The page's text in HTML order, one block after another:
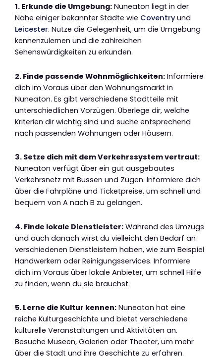
1. Erkunde die Umgebung: Nuneaton liegt in der
Nähe einiger bekannter Städte wie Coventryund
Leicester. Nutze die Gelegenheit, um die Umgebung
kennenzulernen und die zahlreichen
Sehenswürdigkeiten zu erkunden.
2. Finde passende Wohnmöglichkeiten: Informiere
dich im Voraus über den Wohnungsmarkt in
Nuneaton. Es gibt verschiedene Stadtteile mit
unterschiedlichen Vorzügen. Überlege dir, welche
Kriterien dir wichtig sind und suche entsprechend
nach passenden Wohnungen oder Häusern.
3. Setze dich mit dem Verkehrssystem vertraut:
Nuneaton verfügt über ein gut ausgebautes
Verkehrsnetz mit Bussen und Zügen. Informiere dich
über die Fahrpläne und Ticketpreise, um schnell und
bequem von A nach B zu gelangen.
4. Finde lokale Dienstleister: Während des Umzugs
und auch danach wirst du vielleicht den Bedarf an
verschiedenen Dienstleistern haben, wie zum Beispiel
Handwerkern oder Reinigungsservices. Informiere
dich im Voraus über lokale Anbieter, um schnell Hilfe
zu finden, wenn du sie brauchst.
5. Lerne die Kultur kennen: Nuneaton hat eine
reiche Kulturgeschichte und bietet verschiedene
kulturelle Veranstaltungen und Aktivitäten an.
Besuche Museen, Galerien oder Theater, um mehr
über die Stadt und ihre Geschichte zu erfahren.